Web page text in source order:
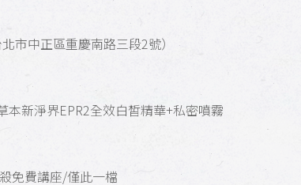
市中正區重慶南路三段2號）
新淨界EPR2全效白皙精華+私密噴霧
免費講座/僅此一檔